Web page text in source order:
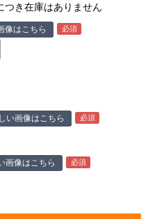
つき在庫はありません
像はこちら
い画像はこちら
画像はこちら